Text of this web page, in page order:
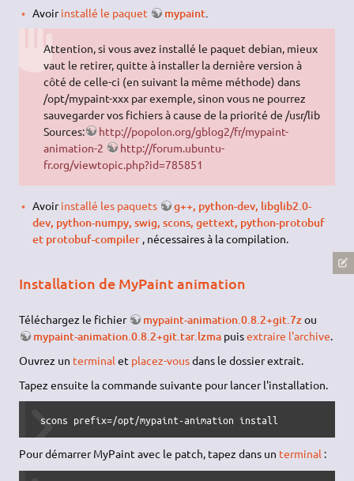
Avoirinstallé le paquet mypaint.
Attention, si vous avez installé le paquet debian, mieux
vaut le retirer, quitte à installer la dernière version à
côté de celle-ci (en suivant la même méthode) dans
/opt/mypaint-xxx par exemple, sinon vous ne pourrez
sauvegarder vos fichiers à cause de la priorité de /usr/lib
Sources:
http://popolon.org/gblog2/fr/mypaint-
animation-2
http://forum.ubuntu-
fr.org/viewtopic.php?id=785851
Avoirinstallé les paquets
g++, python-dev, libglib2.0-
dev, python-numpy, swig, scons, gettext, python-protobuf
et protobuf-compiler , nécessaires à la compilation.
Installation de MyPaint animation
Téléchargez le fichier mypaint-animation.0.8.2+git.7zou
mypaint-animation.0.8.2+git.tar.lzma puisextraire l'archive.
Ouvrez un terminal et placez-vousdans le dossier extrait.
Tapez ensuite la commande suivante pour lancer l'installation.
scons prefix=/opt/mypaint-animation install
Pour démarrer MyPaint avec le patch, tapez dans un terminal :